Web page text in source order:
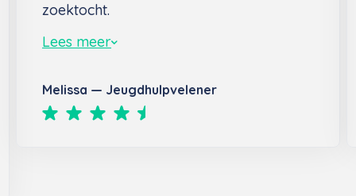
zoektocht.
Lees meer
Melissa — Jeugdhulpvelener